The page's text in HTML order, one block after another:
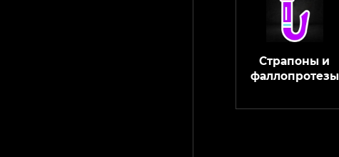
Страпоны и
фаллопротезы